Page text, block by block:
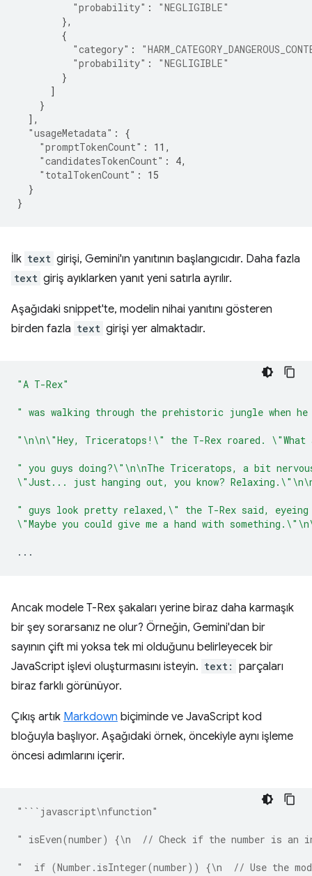
"probability" :
"NEGLIGIBLE"
},
{
"category" :
"probability" :
"NEGLIGIBLE"
}
]
}
],
"usageMetadata" :
{
"promptTokenCount" : 11 ,
"candidatesTokenCount" : 4,
"totalTokenCount" :
15
}
}
İlk text girişi, Gemini'ın yanıtının başlangıcıdır. Daha fazla
text giriş ayıklarken yanıt yeni satırla ayrılır.
Aşağıdaki snippet'te, modelin nihai yanıtını gösteren
birden fazla text girişi yer almaktadır.
"A T-Rex"
" was walking through the prehistoric jungle when
"\n\n\"Hey, Triceratops!\" the T-Rex roared. \"What
" you guys doing?\"\n\nThe Triceratops, a bit
\"Just... just hanging out, you know?
" guys look pretty relaxed,\" the T-Rex said,
\"Maybe you could give me a hand with
...
Ancak modele T-Rex şakaları yerine biraz daha karmaşık
bir şey sorarsanız ne olur? Örneğin, Gemini'dan bir
sayının çift mi yoksa tek mi olduğunu belirleyecek bir
JavaScript işlevi oluşturmasını isteyin. text: parçaları
biraz farklı görünüyor.
Çıkış artık Markdown biçiminde ve JavaScript kod
bloğuyla başlıyor. Aşağıdaki örnek, öncekiyle aynı işleme
öncesi adımlarını içerir.
"```javascript\nfunction"
" isEven(number) {\n  // Check if the number is an
"  if (Number.isInteger(number)) {\n  // Use the